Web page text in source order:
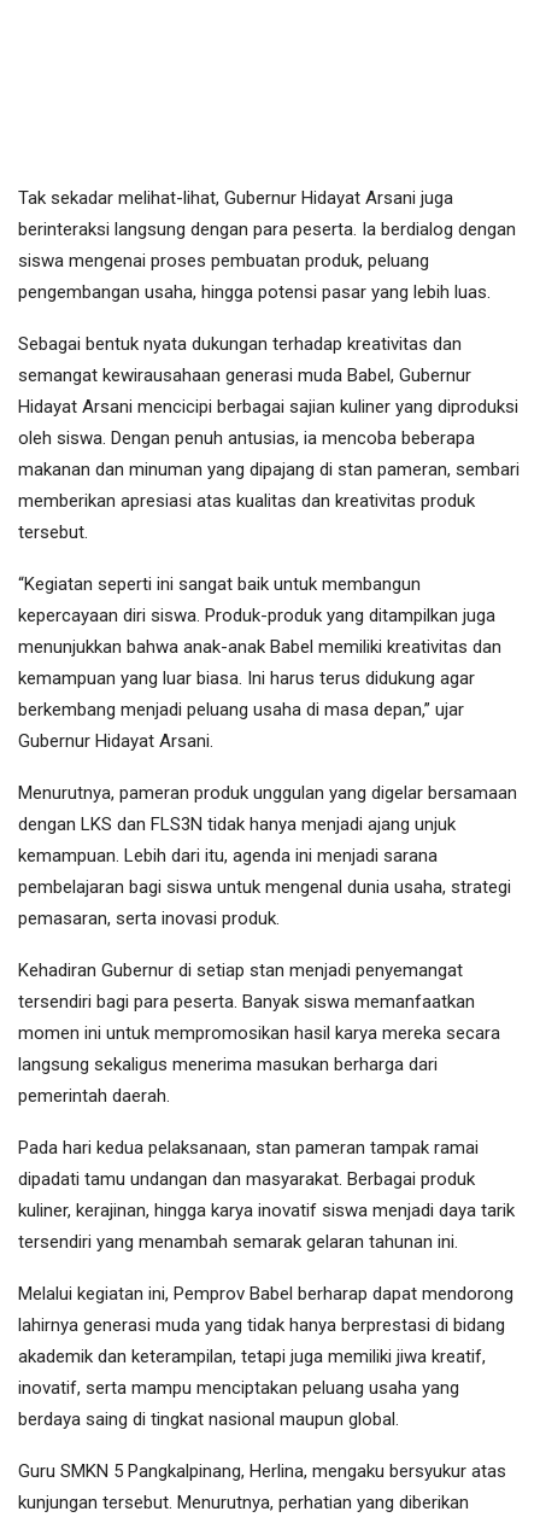
Tak sekadar melihat-lihat, Gubernur Hidayat Arsani juga
berinteraksi langsung dengan para peserta. Ia berdialog dengan
siswa mengenai proses pembuatan produk, peluang
pengembangan usaha, hingga potensi pasar yang lebih luas.
Sebagai bentuk nyata dukungan terhadap kreativitas dan
semangat kewirausahaan generasi muda Babel, Gubernur
Hidayat Arsani mencicipi berbagai sajian kuliner yang diproduksi
oleh siswa. Dengan penuh antusias, ia mencoba beberapa
makanan dan minuman yang dipajang di stan pameran, sembari
memberikan apresiasi atas kualitas dan kreativitas produk
tersebut.
“Kegiatan seperti ini sangat baik untuk membangun
kepercayaan diri siswa. Produk-produk yang ditampilkan juga
menunjukkan bahwa anak-anak Babel memiliki kreativitas dan
kemampuan yang luar biasa. Ini harus terus didukung agar
berkembang menjadi peluang usaha di masa depan,” ujar
Gubernur Hidayat Arsani.
Menurutnya, pameran produk unggulan yang digelar bersamaan
dengan LKS dan FLS3N tidak hanya menjadi ajang unjuk
kemampuan. Lebih dari itu, agenda ini menjadi sarana
pembelajaran bagi siswa untuk mengenal dunia usaha, strategi
pemasaran, serta inovasi produk.
Kehadiran Gubernur di setiap stan menjadi penyemangat
tersendiri bagi para peserta. Banyak siswa memanfaatkan
momen ini untuk mempromosikan hasil karya mereka secara
langsung sekaligus menerima masukan berharga dari
pemerintah daerah.
Pada hari kedua pelaksanaan, stan pameran tampak ramai
dipadati tamu undangan dan masyarakat. Berbagai produk
kuliner, kerajinan, hingga karya inovatif siswa menjadi daya tarik
tersendiri yang menambah semarak gelaran tahunan ini.
Melalui kegiatan ini, Pemprov Babel berharap dapat mendorong
lahirnya generasi muda yang tidak hanya berprestasi di bidang
akademik dan keterampilan, tetapi juga memiliki jiwa kreatif,
inovatif, serta mampu menciptakan peluang usaha yang
berdaya saing di tingkat nasional maupun global.
Guru SMKN 5 Pangkalpinang, Herlina, mengaku bersyukur atas
kunjungan tersebut. Menurutnya, perhatian yang diberikan